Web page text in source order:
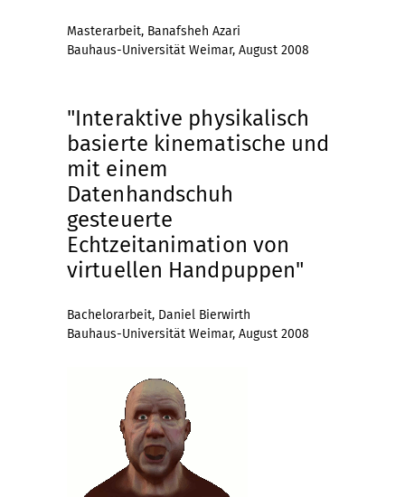
Masterarbeit, Banafsheh Azari
Bauhaus-Universität Weimar, August 2008
"Interaktive physikalisch
basierte kinematische und
mit einem
Datenhandschuh
gesteuerte
Echtzeitanimation von
virtuellen Handpuppen"
Bachelorarbeit, Daniel Bierwirth
Bauhaus-Universität Weimar, August 2008